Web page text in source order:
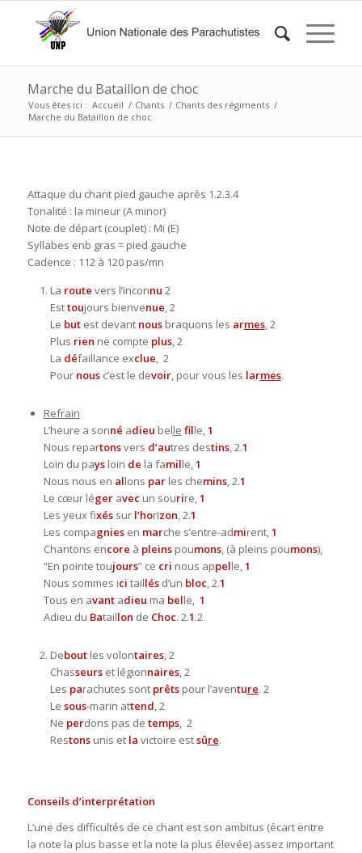
Marche du Bataillon de choc
Vous êtes ici : Accueil / Chants / Chants des régiments /
Marche du Bataillon de choc
Attaque du chant pied gauche après 1.2.3.4
Tonalité : la mineur (A minor)
Note de départ (couplet) : Mi (E)
Syllabes enb gras = pied gauche
Cadence : 112 à 120 pas/mn
La route vers l’inconnu 2
Esttoujours bienvenue, 2
Le butest devantnousbraquons les armes, 2
Plus rien ne compte plus, 2
La défaillance exclue, 2
Pournousc’est le devoir, pour vous les larmes.
Refrain
L’heure a sonné adieu belle fille,1
Nous repartonsvers d’autres destins, 2.1
Loin du paysloin de la famille,1
Nous nous en allons parles chemins, 2.1
Le cœur légeravec un sourire,1
Les yeux fixéssurl’horizon, 2.1
Les compagniesen marche s’entre-admirent,1
Chantons encore à pleinspoumons, (à pleins poumons),
“En pointe toujours” ce cri nous appelle,1
Nous sommes ici taillésd’un bloc, 2.1
Tous en avantadieu ma belle, 1
Adieu du Bataillon de Choc. 2.1.2
Deboutles volontaires, 2
Chasseurset légionnaires, 2
Les parachutes sontprêtspour l’aventure. 2
Le sous-marin attend, 2
Ne perdons pas de temps, 2
Restonsunis etla victoire estsûre.
Conseils d’interprétation
L’une des difficultés de ce chant est son ambitus (écart entre
la note la plus basse et la note la plus élevée) assez important